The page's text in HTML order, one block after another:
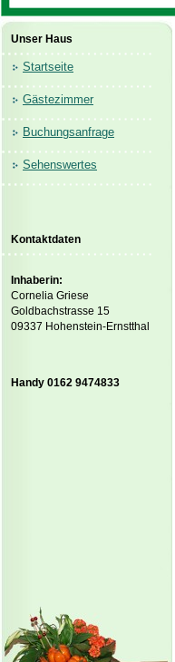
Unser Haus
Startseite
Gästezimmer
Buchungsanfrage
Sehenswertes
Kontaktdaten
Inhaberin:
Cornelia Griese
Goldbachstrasse 15
09337 Hohenstein-Ernstthal
Handy 0162 9474833